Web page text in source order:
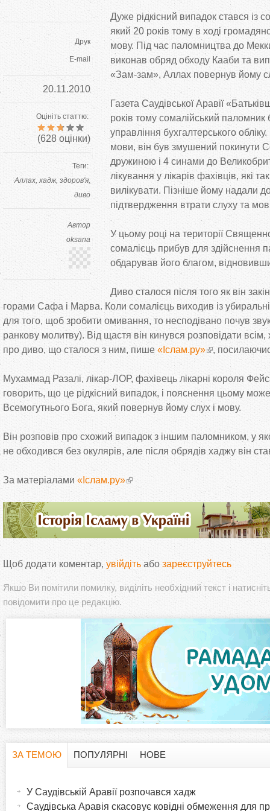
Друк
E-mail
20.11.2010
Оцініть статтю:
(628 оцінки)
Теги:
Аллах хадж здоров'я
диво
Автор
oksana
Дуже рідкісний випадок стався із
який 20 років тому в ході
мову. Під час паломництва до
виконав обряд обходу Кааби та
«Зам-зам», Аллах повернув йому
Газета Саудівської Аравії
років тому сомалійський
управління бухгалтерського
мови, він був змушений покинути
дружиною і 4 синами до
лікування у лікарів фахівців, які
вилікувати. Пізніше йому надали
підтвердження втрати слуху та
У цьому році на території
сомалієць прибув для здійснення
обдарував його благом,
Диво сталося після того як він
горами Сафа і Марва. Коли сомалієць виходив із
для того, щоб зробити омивання, то несподівано почув
ранкову молитву). Від щастя він кинувся розповідати
про диво, що сталося з ним, пише «Іслам.ру» ,
Мухаммад Разалі, лікар-ЛОР, фахівець лікарні короля
говорить, що це рідкісний випадок, і пояснення цьому
Всемогутнього Бога, який повернув йому слух і мову.
Він розповів про схожий випадок з іншим паломником, у
не обходився без окулярів, але після обрядів хаджу він
За матеріалами «Іслам.ру»
Щоб додати коментар, увійдіть або зареєструйтесь
Якшо Ви помітили помилку, виділіть необхідний текст і
повідомити про це редакцію.
ЗА ТЕМОЮ
ПОПУЛЯРНІ НОВЕ
У Саудівській Аравії розпочався хадж
Саудівська Аравія скасовує ковідні обмеження для